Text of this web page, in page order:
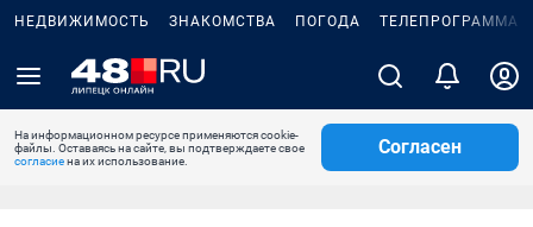
НЕДВИЖИМОСТЬ ЗНАКОМСТВА ПОГОДА ТЕЛЕПРОГРАММА
На информационном ресурсе применяются cookie-
файлы. Оставаясь на сайте, вы подтверждаете свое
согласиена их использование.
Согласен